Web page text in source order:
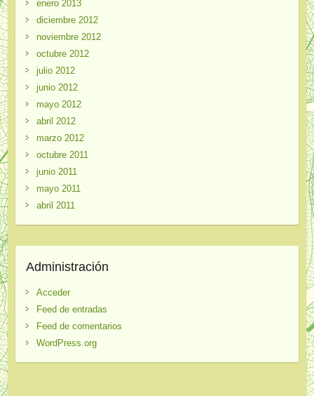
enero 2013
diciembre 2012
noviembre 2012
octubre 2012
julio 2012
junio 2012
mayo 2012
abril 2012
marzo 2012
octubre 2011
junio 2011
mayo 2011
abril 2011
Administración
Acceder
Feed de entradas
Feed de comentarios
WordPress.org